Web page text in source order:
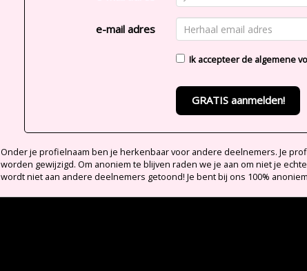
e-mail adres
Ik accepteer de algemene
GRATIS aanmelden!
Onder je profielnaam ben je herkenbaar voor andere deelnemers. Je
worden gewijzigd. Om anoniem te blijven raden we je aan om niet je
wordt niet aan andere deelnemers getoond! Je bent bij ons 100%